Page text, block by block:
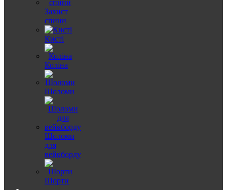
Захист
спини
Кисті
Коліна
Шоломи
Шоломи
для
вейкборду
Шорти